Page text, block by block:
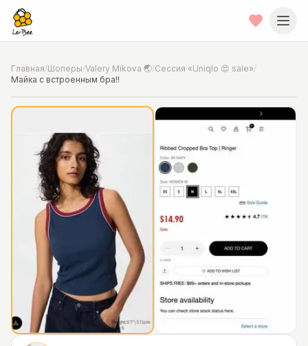
Главная/Шоперы/Valery Mikova 🌏/Сессия «Uniqlo 😍 sale»/
Майка с встроенным бра!!